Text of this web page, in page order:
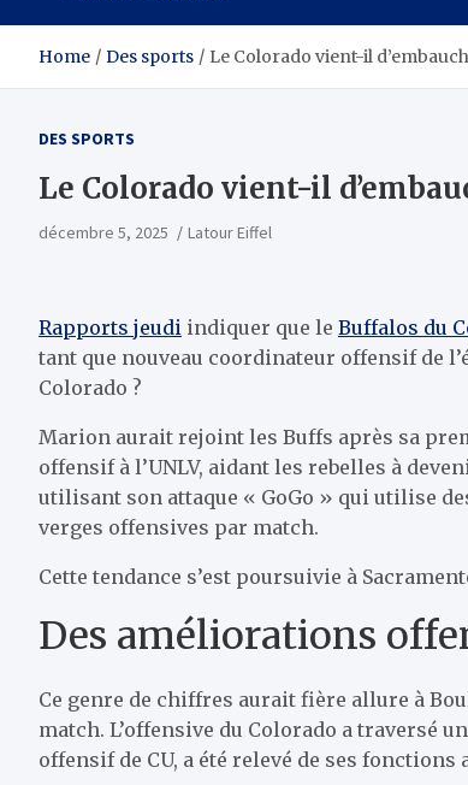
Home Des sports Le Colorado vient-il
DES SPORTS
Le Colorado vient-il
décembre 5, 2025 Latour Eiffel
Rapports jeudi indiquer que le Buffalos du
tant que nouveau coordinateur offensif de
Colorado ?
Marion aurait rejoint les Buffs après sa
offensif à l’UNLV, aidant les rebelles à
utilisant son attaque « GoGo » qui utilise
verges offensives par match.
Cette tendance s’est poursuivie à
Des améliorations
Ce genre de chiffres aurait fière allure à
match. L’offensive du Colorado a traversé
offensif de CU, a été relevé de ses